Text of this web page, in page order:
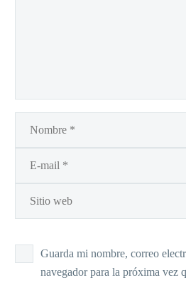
Guarda mi nombre, correo
navegador para la próxima vez